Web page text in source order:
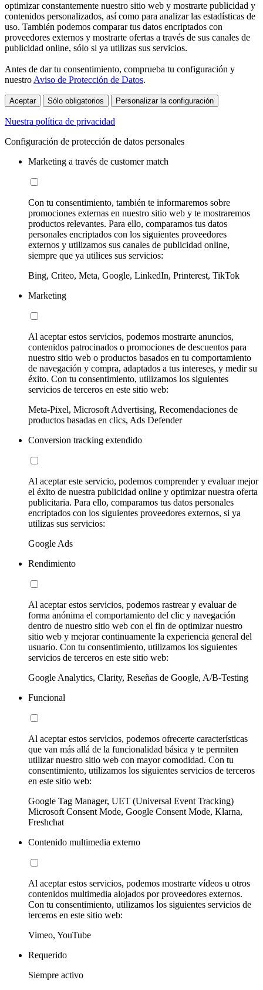
optimizar constantemente nuestro sitio web y mostrarte publicidad y
contenidos personalizados, así como para analizar las estadísticas de
uso. También podemos comparar tus datos encriptados con
proveedores externos y mostrarte ofertas a través de sus canales de
publicidad online, sólo si ya utilizas sus servicios.
Antes de dar tu consentimiento, comprueba tu configuración y
nuestro Aviso de Protección de Datos.
Aceptar Sólo obligatorios Personalizar la configuración
Nuestra política de privacidad
Configuración de protección de datos personales
Marketing a través de customer match
Con tu consentimiento, también te informaremos sobre
promociones externas en nuestro sitio web y te mostraremos
productos relevantes. Para ello, comparamos tus datos
personales encriptados con los siguientes proveedores
externos y utilizamos sus canales de publicidad online,
siempre que ya utilices sus servicios:
Bing, Criteo, Meta, Google, LinkedIn, Printerest, TikTok
Marketing
Al aceptar estos servicios, podemos mostrarte anuncios,
contenidos patrocinados o promociones de descuentos para
nuestro sitio web o productos basados en tu comportamiento
de navegación y compra, adaptados a tus intereses, y medir su
éxito. Con tu consentimiento, utilizamos los siguientes
servicios de terceros en este sitio web:
Meta-Pixel, Microsoft Advertising, Recomendaciones de
productos basadas en clics, Ads Defender
Conversion tracking extendido
Al aceptar este servicio, podemos comprender y evaluar mejor
el éxito de nuestra publicidad online y optimizar nuestra oferta
publicitaria. Para ello, comparamos tus datos personales
encriptados con los siguientes proveedores externos, si ya
utilizas sus servicios:
Google Ads
Rendimiento
Al aceptar estos servicios, podemos rastrear y evaluar de
forma anónima el comportamiento del clic y navegación
dentro de nuestro sitio web con el fin de optimizar nuestro
sitio web y mejorar continuamente la experiencia general del
usuario. Con tu consentimiento, utilizamos los siguientes
servicios de terceros en este sitio web:
Google Analytics, Clarity, Reseñas de Google, A/B-Testing
Funcional
Al aceptar estos servicios, podemos ofrecerte características
que van más allá de la funcionalidad básica y te permiten
utilizar nuestro sitio web con mayor comodidad. Con tu
consentimiento, utilizamos los siguientes servicios de terceros
en este sitio web:
Google Tag Manager, UET (Universal Event Tracking)
Microsoft Consent Mode, Google Consent Mode, Klarna,
Freshchat
Contenido multimedia externo
Al aceptar estos servicios, podemos mostrarte vídeos u otros
contenidos multimedia alojados por proveedores externos.
Con tu consentimiento, utilizamos los siguientes servicios de
terceros en este sitio web:
Vimeo, YouTube
Requerido
Siempre activo